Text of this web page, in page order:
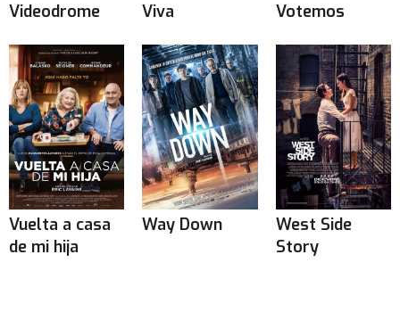
Videodrome Viva Votemos
Vuelta a casa
de mi hija
Way Down
West Side
Story